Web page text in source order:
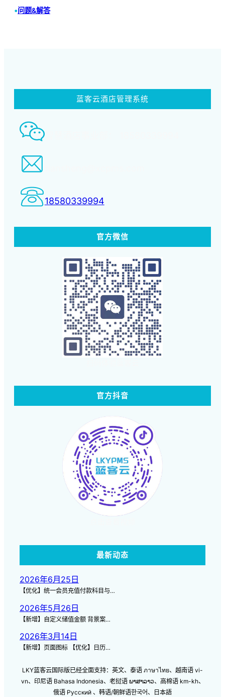
•问题&解答
蓝客云酒店管理系统
智慧酒店事业部： 18580339994
18580339994
官方微信
官方抖音
最新动态
2026年6月25日
【优化】统一会员充值付款科目与…
2026年5月26日
【新增】自定义储值金额 背景案…
2026年3月14日
【新增】页面图标 【优化】日历…
LKY蓝客云国际版已经全面支持：英文、泰语 ภาษาไทย、越南语 vi-
vn、印尼语 Bahasa Indonesia、老挝语 ພາສາລາວ、高棉语 km-kh、
俄语 Русский 、韩语/朝鲜语한국어、日本語